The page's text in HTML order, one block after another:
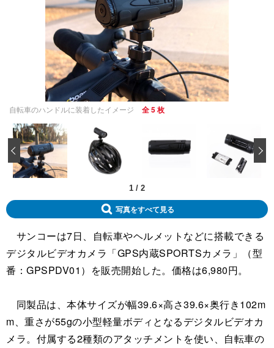
自転車のハンドルに装着したイメージ 全 5 枚
1 / 2
‹
写真をすべて見る
サンコーは7日、自転車やヘルメットなどに搭載できる
デジタルビデオカメラ「GPS内蔵SPORTSカメラ」（型
番：GPSPDV01）を販売開始した。価格は6,980円。
同製品は、本体サイズが幅39.6×高さ39.6×奥行き102m
m、重さが55gの小型軽量ボディとなるデジタルビデオカ
メラ。付属する2種類のアタッチメントを使い、自転車の